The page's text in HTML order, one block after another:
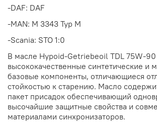
-DAF: DAF
-MAN: M 3343 Typ M
-Scania: STO 1:0
В масле Hypoid-Getriebeoil TDL 75W-90
высококачественные синтетические и
базовые компоненты, отличающиеся
стойкостью к старению. Масло
пакет присадок обеспечивающий
высочайшие защитные свойства и
материалами синхронизаторов.